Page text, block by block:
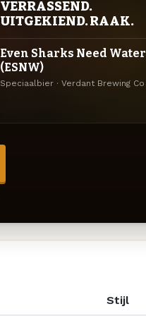
VERRASSEND.
UITGEKIEND. RAAK.
Even Sharks Need Water
(ESNW)
Speciaalbier · Verdant Brewing Co
Stijl